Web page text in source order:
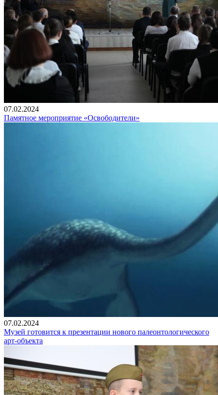
07.02.2024
Памятное мероприятие «Освободители»
07.02.2024
Музей готовится к презентации нового палеонтологического
арт-объекта